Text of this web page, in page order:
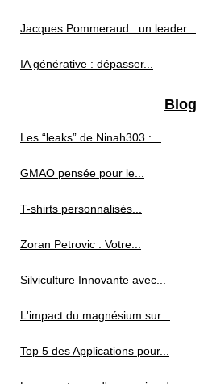
Jacques Pommeraud : un leader...
IA générative : dépasser...
Blog
Les “leaks” de Ninah303 :...
GMAO pensée pour le...
T-shirts personnalisés...
Zoran Petrovic : Votre...
Silviculture Innovante avec...
L'impact du magnésium sur...
Top 5 des Applications pour...